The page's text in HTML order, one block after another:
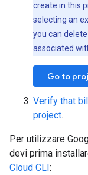
create in this
selecting an
you can
associated
Go to
Verify that
project.
Per utilizzare
devi prima
Cloud CLI: